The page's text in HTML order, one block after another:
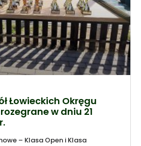
Łowieckich Okręgu
w dniu 21
– Klasa Open i Klasa